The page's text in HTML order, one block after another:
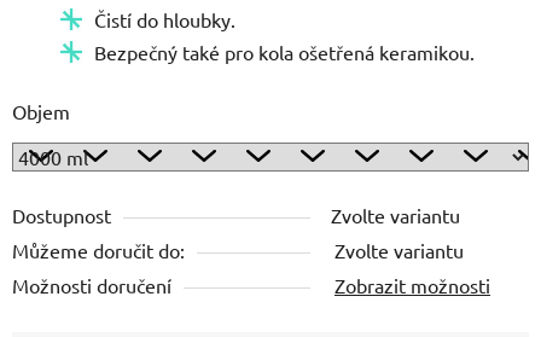
Čistí do hloubky.
Bezpečný také pro kola ošetřená keramikou.
Objem
Dostupnost
Zvolte variantu
Můžeme doručit do:
Zvolte variantu
Možnosti doručení
Zobrazit možnosti